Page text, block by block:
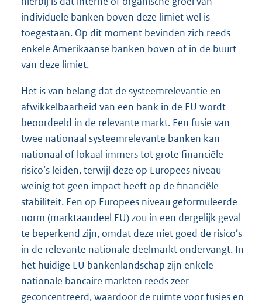
individuele banken boven deze limiet wel is
toegestaan. Op dit moment bevinden zich reeds
enkele Amerikaanse banken boven of in de buurt
van deze limiet.
Het is van belang dat de systeemrelevantie en
afwikkelbaarheid van een bank in de EU wordt
beoordeeld in de relevante markt. Een fusie van
twee nationaal systeemrelevante banken kan
nationaal of lokaal immers tot grote financiële
risico’s leiden, terwijl deze op Europees niveau
weinig tot geen impact heeft op de financiële
stabiliteit. Een op Europees niveau geformuleerde
norm (marktaandeel EU) zou in een dergelijk geval
te beperkend zijn, omdat deze niet goed de risico’s
in de relevante nationale deelmarkt ondervangt. In
het huidige EU bankenlandschap zijn enkele
nationale bancaire markten reeds zeer
geconcentreerd, waardoor de ruimte voor fusies en